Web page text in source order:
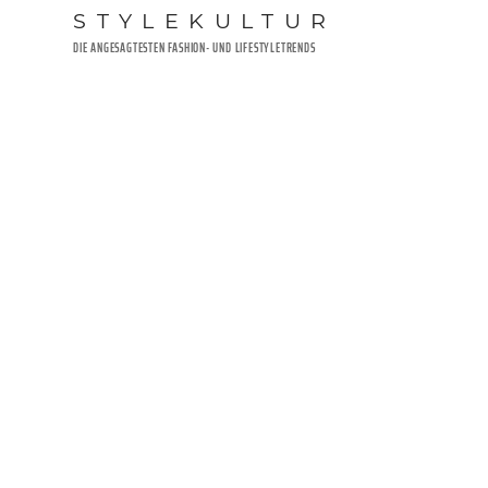
STYLEKULTUR
DIE ANGESAGTESTEN FASHION- UND LIFESTYLETRENDS